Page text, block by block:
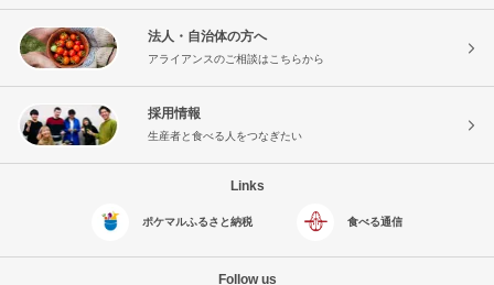
法人・自治体の方へ
アライアンスのご相談はこちらから
採用情報
生産者と食べる人をつなぎたい
Links
ポケマルふるさと納税 食べる通信
Follow us